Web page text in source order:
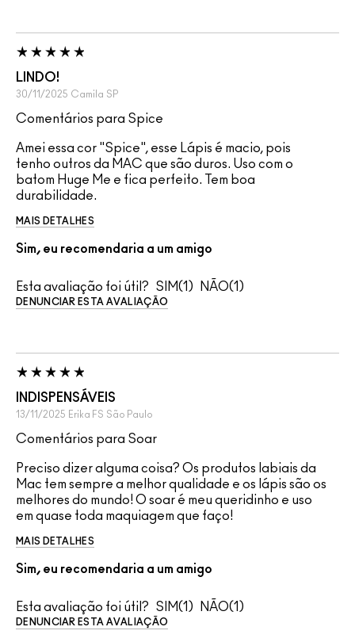
LINDO!
30/11/2025 Camila SP
Comentários para Spice
Amei essa cor "Spice", esse Lápis é macio, pois
tenho outros da MAC que são duros. Uso com o
batom Huge Me e fica perfeito. Tem boa
durabilidade.
MAIS DETALHES
Sim, eu recomendaria a um amigo
Esta avaliação foi útil? 1 1
DENUNCIAR ESTA AVALIAÇÃO
INDISPENSÁVEIS
13/11/2025 Erika FS São Paulo
Comentários para Soar
Preciso dizer alguma coisa? Os produtos labiais da
Mac tem sempre a melhor qualidade e os lápis são os
melhores do mundo! O soar é meu queridinho e uso
em quase toda maquiagem que faço!
MAIS DETALHES
Sim, eu recomendaria a um amigo
Esta avaliação foi útil? 1 1
DENUNCIAR ESTA AVALIAÇÃO